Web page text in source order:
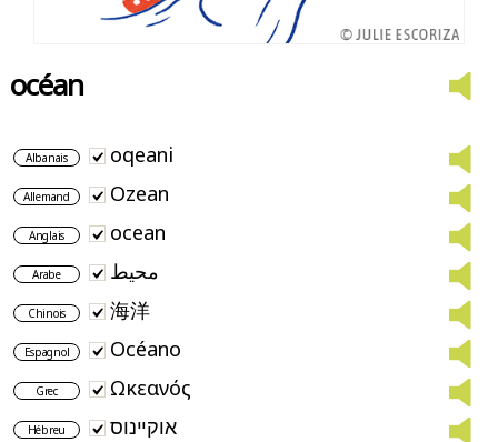
océan
Albanais oqeani
Allemand Ozean
Anglais ocean
Arabe محيط
Chinois 海洋
Espagnol Océano
Grec Ωκεανός
Hébreu אוקיינוס